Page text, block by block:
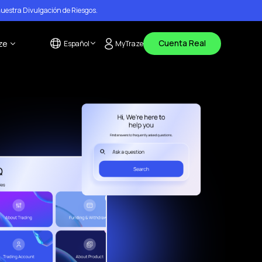
Divulgación de Riesgos.
Español
العربية(Arabic)
MyTraze Cuenta Real